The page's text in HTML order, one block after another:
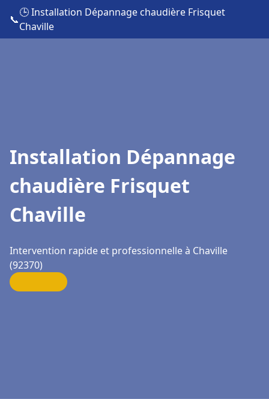
📞
🕒 Installation Dépannage chaudière Frisquet
Chaville
Installation Dépannage
chaudière Frisquet
Chaville
Intervention rapide et professionnelle à Chaville
(92370)